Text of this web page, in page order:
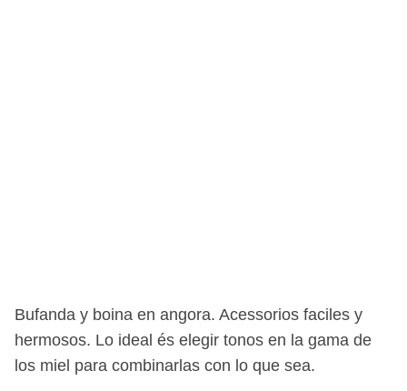
Bufanda y boina en angora. Acessorios faciles y
hermosos. Lo ideal és elegir tonos en la gama de
los miel para combinarlas con lo que sea.